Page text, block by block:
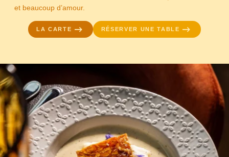
et beaucoup d’amour.
LA CARTE RÉSERVER UNE TABLE